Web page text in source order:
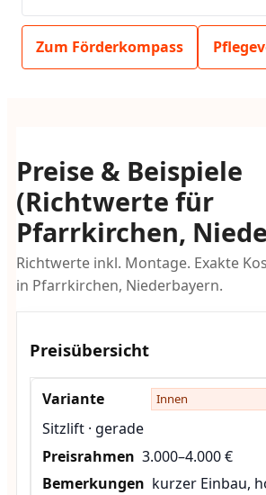
Zum Förderkompass
Preise & Beispiele
(Richtwerte für
Pfarrkirchen,
Richtwerte inkl. Montage. Exakte
in Pfarrkirchen, Niederbayern.
Preisübersicht
Innen
Sitzlift · gerade
3.000–4.000 €
kurzer Einbau,